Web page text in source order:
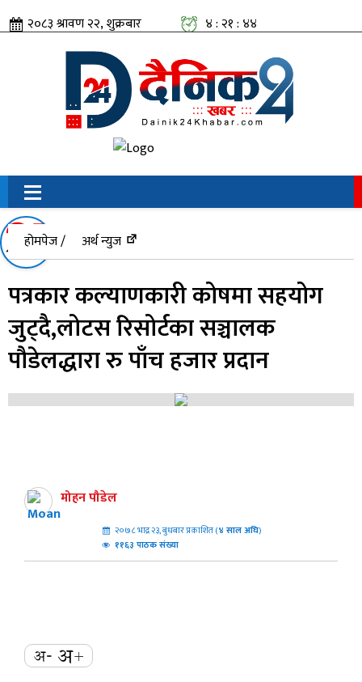
२०८३ श्रावण २२, शुक्रबार
४ : २१ : ४४
सामाजिक संजालतिर:
होमपेज / अर्थ न्युज
पत्रकार कल्याणकारी कोषमा सहयोग
जुट्दै,लोटस रिसोर्टका सञ्चालक
पौडेलद्धारा रु पाँच हजार प्रदान
मोहन पौडेल
२०७८ भाद्र २३, बुधबार प्रकाशित (४ साल अघि)
११६३ पाठक संख्या